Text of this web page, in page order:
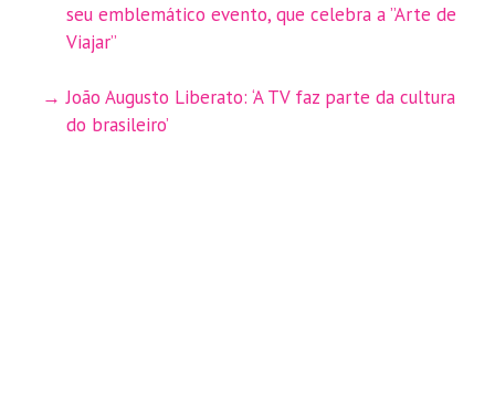
seu emblemático evento, que celebra a ”Arte de
Viajar”
João Augusto Liberato: ‘A TV faz parte da cultura
do brasileiro’